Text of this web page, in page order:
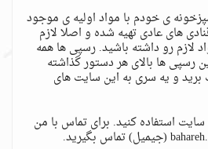
ی خودم با مواد اولیه ی موجود
های عادی تهیه شده و اصلا لازم
لازم رو داشته باشید. رسپی ها همه
ها بالای هر دستور گذاشته
و یه سری به این سایت های
سایت استفاده کنید. برای تماس با من